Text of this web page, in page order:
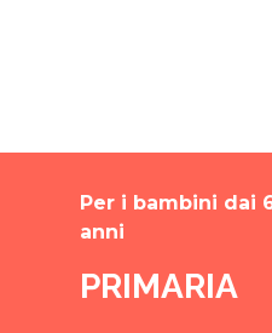
Per i bambini dai
anni
PRIMARIA